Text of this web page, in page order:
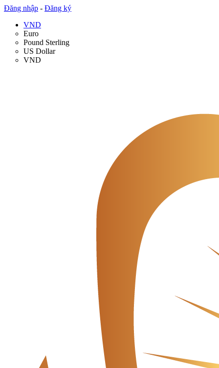
Đăng nhập - Đăng ký
VND
Euro
Pound Sterling
US Dollar
VND